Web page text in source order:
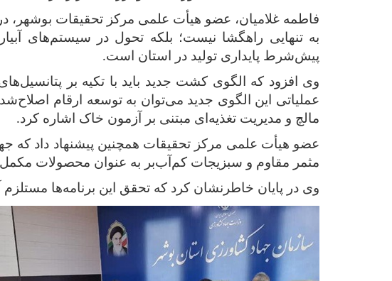
فاطمه غلامیان، عضو هیأت علمی مرکز تحقیقات بوشهر،
به تنهایی راهگشا نیست؛ بلکه تحول در سیستم‌های
پیش‌شرط پایداری تولید در استان است.
وی افزود که الگوی کشت جدید باید با تکیه بر
عملیاتی این الگوی جدید می‌توان به توسعه ارقام
مالچ و مدیریت تغذیه‌ای مبتنی بر آزمون خاک اشاره کرد.
عضو هیأت علمی مرکز تحقیقات همچنین پیشنهاد داد که
مثمر مقاوم و سبزیجات کم‌آب‌بر به عنوان محصولات مکمل
وی در پایان خاطرنشان کرد که تحقق این برنامه‌ها